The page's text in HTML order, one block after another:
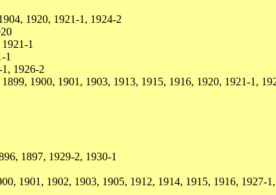
1920, 1921-1, 1924-2
1
1
1926-2
1900, 1901, 1903, 1913, 1915, 1916, 1920, 1921-1,
1897, 1929-2, 1930-1
1901, 1902, 1903, 1905, 1912, 1914, 1915, 1916, 1927-